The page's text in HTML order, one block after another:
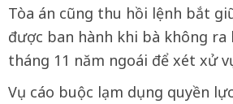
Tòa án cũng thu hồi lệnh bắt
được ban hành khi bà không ra
tháng 11 năm ngoái để xét xử
Vụ cáo buộc lạm dụng quyền